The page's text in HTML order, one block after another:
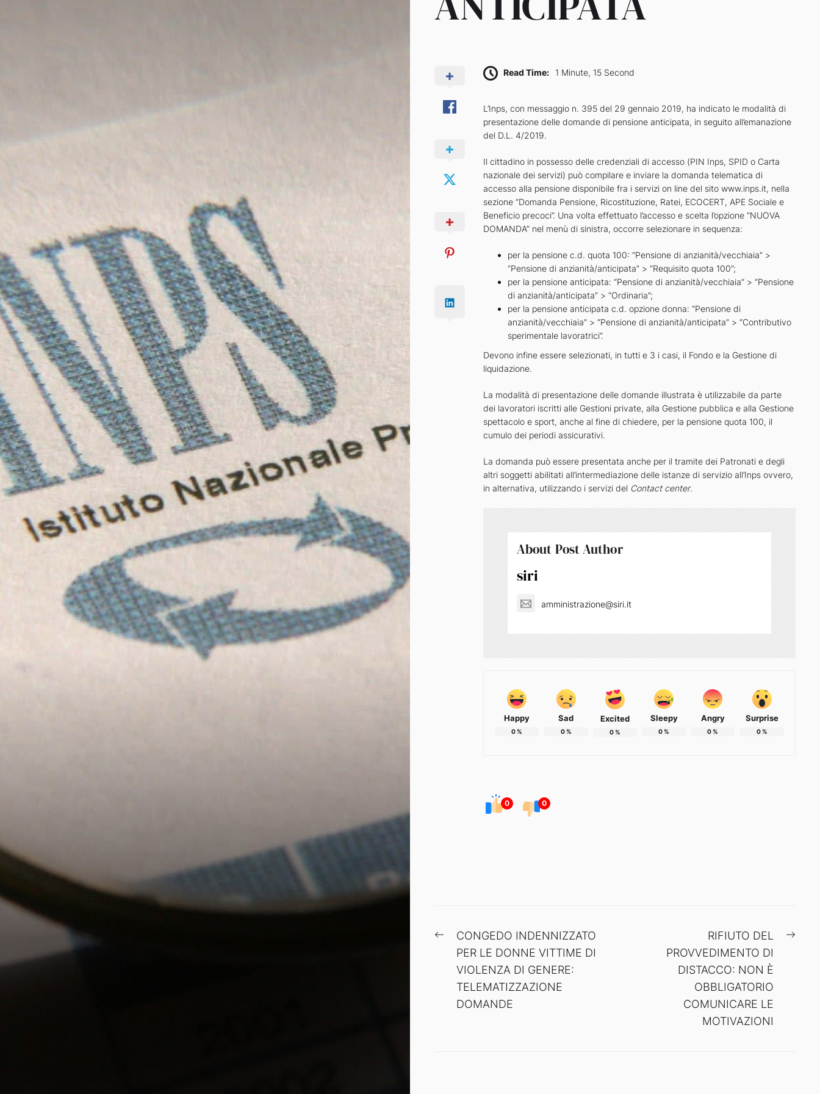
Read Time: 1 Minute, 15 Second
L’Inps, con messaggio n. 395 del 29 gennaio 2019, ha indicato le modalità di
presentazione delle domande di pensione anticipata, in seguito all’emanazione
del D.L. 4/2019.
Il cittadino in possesso delle credenziali di accesso (PIN Inps, SPID o Carta
nazionale dei servizi) può compilare e inviare la domanda telematica di
accesso alla pensione disponibile fra i servizi on line del sito www.inps.it, nella
sezione “Domanda Pensione, Ricostituzione, Ratei, ECOCERT, APE Sociale e
Beneficio precoci”. Una volta effettuato l’accesso e scelta l’opzione “NUOVA
DOMANDA” nel menù di sinistra, occorre selezionare in sequenza:
per la pensione c.d. quota 100: “Pensione di anzianità/vecchiaia” >
“Pensione di anzianità/anticipata” > “Requisito quota 100”;
per la pensione anticipata: “Pensione di anzianità/vecchiaia” > “Pensione
di anzianità/anticipata” > “Ordinaria”;
per la pensione anticipata c.d. opzione donna: “Pensione di
anzianità/vecchiaia” > “Pensione di anzianità/anticipata” > “Contributivo
sperimentale lavoratrici”.
Devono infine essere selezionati, in tutti e 3 i casi, il Fondo e la Gestione di
liquidazione.
La modalità di presentazione delle domande illustrata è utilizzabile da parte
dei lavoratori iscritti alle Gestioni private, alla Gestione pubblica e alla Gestione
spettacolo e sport, anche al fine di chiedere, per la pensione quota 100, il
cumulo dei periodi assicurativi.
La domanda può essere presentata anche per il tramite dei Patronati e degli
altri soggetti abilitati all’intermediazione delle istanze di servizio all’Inps ovvero,
in alternativa, utilizzando i servizi del Contact center.
About Post Author
siri
amministrazione@siri.it
Happy
0%
Sad
0%
Excited
0%
Sleepy
0%
Angry
0%
Surprise
0%
0 0
Navigazione
articoli
Previous
post:
CONGEDO INDENNIZZATO
PER LE DONNE VITTIME DI
VIOLENZA DI GENERE:
TELEMATIZZAZIONE
DOMANDE
Next
RIFIUTO DEL
PROVVEDIMENTO DI
DISTACCO: NON È
OBBLIGATORIO
COMUNICARE LE
MOTIVAZIONI